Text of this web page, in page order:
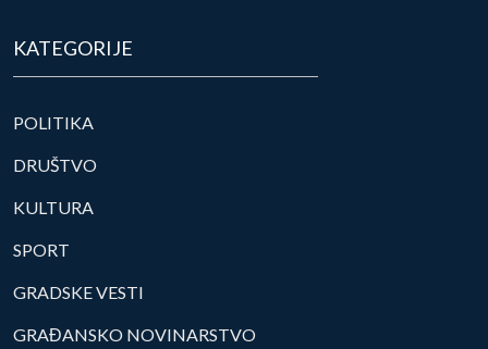
KATEGORIJE
POLITIKA
DRUŠTVO
KULTURA
SPORT
GRADSKE VESTI
GRAĐANSKO NOVINARSTVO